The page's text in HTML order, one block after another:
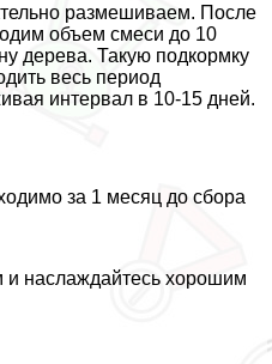
размешиваем. После
объем смеси до 10
дерева. Такую подкормку
весь период
интервал в 10-15 дней.
за 1 месяц до сбора
наслаждайтесь хорошим